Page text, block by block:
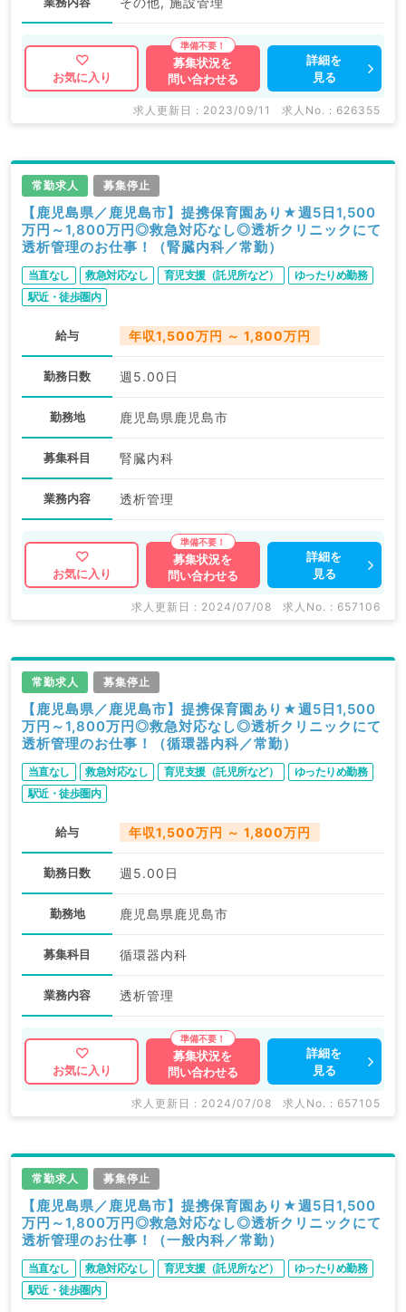
お気に入り
募集状況を
問い合わせる
詳細を
見る
求人更新日 : 2023/09/11 求人No. : 626355
常勤求人 募集停止
【鹿児島県／鹿児島市】提携保育園あり★週5日1,500
万円～1,800万円◎救急対応なし◎透析クリニックにて
透析管理のお仕事！（腎臓内科／常勤）
当直なし 救急対応なし 育児支援（託児所など）
ゆったりめ勤務
駅近・徒歩圏内
給与 年収1,500万円 ～ 1,800万円
勤務日数 週5.00日
勤務地 鹿児島県鹿児島市
募集科目 腎臓内科
業務内容 透析管理
お気に入り
募集状況を
問い合わせる
詳細を
見る
求人更新日 : 2024/07/08 求人No. : 657106
常勤求人 募集停止
【鹿児島県／鹿児島市】提携保育園あり★週5日1,500
万円～1,800万円◎救急対応なし◎透析クリニックにて
透析管理のお仕事！（循環器内科／常勤）
当直なし 救急対応なし 育児支援（託児所など）
ゆったりめ勤務
駅近・徒歩圏内
給与 年収1,500万円 ～ 1,800万円
勤務日数 週5.00日
勤務地 鹿児島県鹿児島市
募集科目 循環器内科
業務内容 透析管理
お気に入り
募集状況を
問い合わせる
詳細を
見る
求人更新日 : 2024/07/08 求人No. : 657105
常勤求人 募集停止
【鹿児島県／鹿児島市】提携保育園あり★週5日1,500
万円～1,800万円◎救急対応なし◎透析クリニックにて
透析管理のお仕事！（一般内科／常勤）
当直なし 救急対応なし 育児支援（託児所など）
ゆったりめ勤務
駅近・徒歩圏内